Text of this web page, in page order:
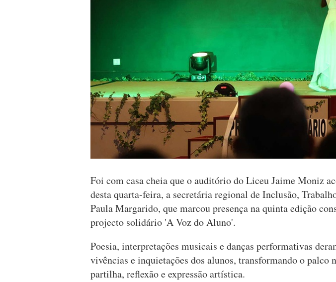
Foi com casa cheia que o auditório do Liceu Jaime Moniz
desta quarta-feira, a secretária regional de Inclusão,
Paula Margarido, que marcou presença na quinta edição
projecto solidário 'A Voz do Aluno'.
Poesia, interpretações musicais e danças performativas
vivências e inquietações dos alunos, transformando o palco
partilha, reflexão e expressão artística.